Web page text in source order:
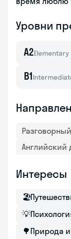
Уровни
A2Elementary
B1
Английский
Интересы
🏖
💡
🌳 Природа